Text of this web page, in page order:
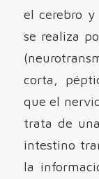
el cerebro
se realiza
corta,
que el
trata de
intestino
la